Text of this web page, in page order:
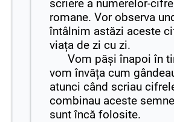
scriere a numerelor-
romane. Vor observa
întâlnim astăzi aceste
viața de zi cu zi.
Vom păși înapoi în
vom învăța cum
atunci când scriau
combinau aceste
sunt încă folosite.